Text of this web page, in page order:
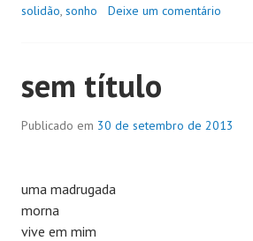
solidão, sonho Deixe um comentário
sem título
Publicado em 30 de setembro de 2013
uma madrugada
morna
vive em mim